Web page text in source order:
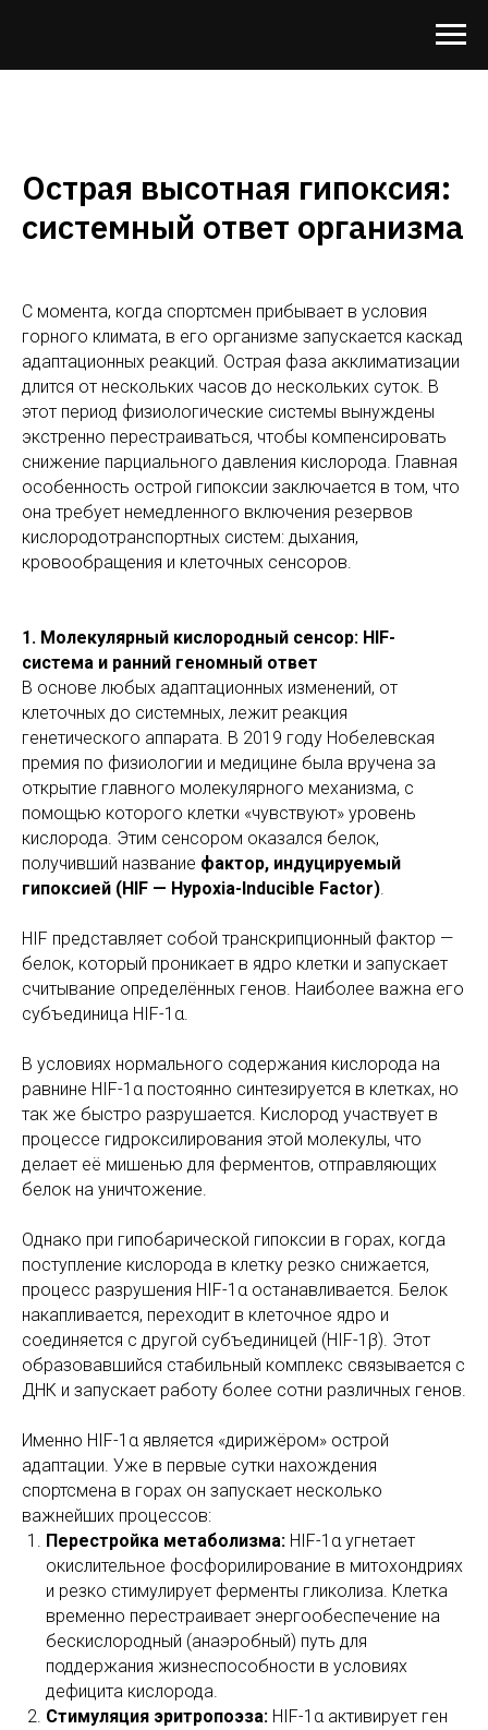
Острая высотная гипоксия:
системный ответ организма
С момента, когда спортсмен прибывает в условия
горного климата, в его организме запускается каскад
адаптационных реакций. Острая фаза акклиматизации
длится от нескольких часов до нескольких суток. В
этот период физиологические системы вынуждены
экстренно перестраиваться, чтобы компенсировать
снижение парциального давления кислорода. Главная
особенность острой гипоксии заключается в том, что
она требует немедленного включения резервов
кислородотранспортных систем: дыхания,
кровообращения и клеточных сенсоров.
1. Молекулярный кислородный сенсор: HIF-
система и ранний геномный ответ
В основе любых адаптационных изменений, от
клеточных до системных, лежит реакция
генетического аппарата. В 2019 году Нобелевская
премия по физиологии и медицине была вручена за
открытие главного молекулярного механизма, с
помощью которого клетки «чувствуют» уровень
кислорода. Этим сенсором оказался белок,
получивший название фактор, индуцируемый
гипоксией (HIF — Hypoxia-Inducible Factor).
HIF представляет собой транскрипционный фактор —
белок, который проникает в ядро клетки и запускает
считывание определённых генов. Наиболее важна его
субъединица HIF-1α.
В условиях нормального содержания кислорода на
равнине HIF-1α постоянно синтезируется в клетках, но
так же быстро разрушается. Кислород участвует в
процессе гидроксилирования этой молекулы, что
делает её мишенью для ферментов, отправляющих
белок на уничтожение.
Однако при гипобарической гипоксии в горах, когда
поступление кислорода в клетку резко снижается,
процесс разрушения HIF-1α останавливается. Белок
накапливается, переходит в клеточное ядро и
соединяется с другой субъединицей (HIF-1β). Этот
образовавшийся стабильный комплекс связывается с
ДНК и запускает работу более сотни различных генов.
Именно HIF-1α является «дирижёром» острой
адаптации. Уже в первые сутки нахождения
спортсмена в горах он запускает несколько
важнейших процессов:
Перестройка метаболизма: HIF-1α угнетает
окислительное фосфорилирование в митохондриях
и резко стимулирует ферменты гликолиза. Клетка
временно перестраивает энергообеспечение на
бескислородный (анаэробный) путь для
поддержания жизнеспособности в условиях
дефицита кислорода.
Стимуляция эритропоэза: HIF-1α активирует ген